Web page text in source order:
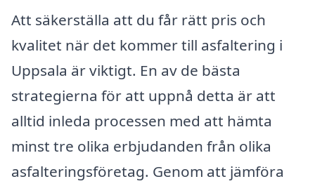
Att säkerställa att du får rätt pris och
kvalitet när det kommer till asfaltering i
Uppsala är viktigt. En av de bästa
strategierna för att uppnå detta är att
alltid inleda processen med att hämta
minst tre olika erbjudanden från olika
asfalteringsföretag. Genom att jämföra